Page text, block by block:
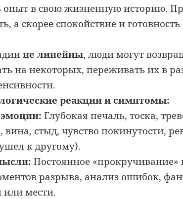
опыт в свою жизненную историю.
а скорее спокойствие и
не линейны, люди могут
на некоторых, переживать их в
реакции и симптомы:
Глубокая печаль, тоска,
вина, стыд, чувство покинутости,
к другому).
Постоянное «прокручивание»
разрыва, анализ ошибок,
или мести.